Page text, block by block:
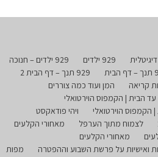
929 ילדים
929 ילדים – חנוכה
929 תנך – דף הבית 2
קריאה
המן ועוד כמה צוררים
הבית | הקמפוס הוירטואלי
הקמפוס הוירטואלי
ויהי פודאקסט
לצמוח מתוך הערפל
מאחורי הקלעים
מאחורי הקלעים
ואישיות על פרשת השבוע וההפטרה
מפות